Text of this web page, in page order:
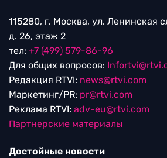
115280, г. Москва, ул. Ленинская
д. 26, этаж 2
тел: +7 (499) 579-86-96
Для общих вопросов:
Редакция RTVI: news@rtvi.com
Маркетинг/PR: pr@rtvi.com
Реклама RTVI: adv-eu@rtvi.com
Партнерские материалы
Достойные новости